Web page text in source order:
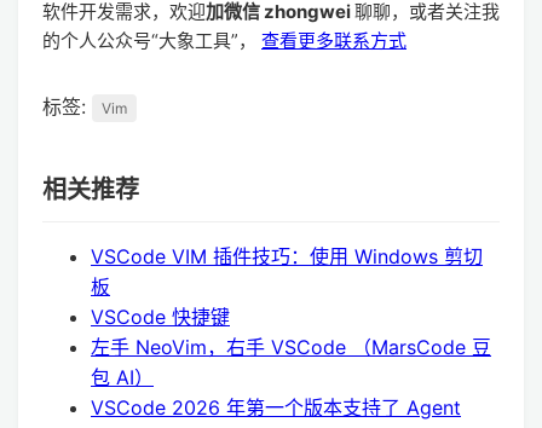
软件开发需求，欢迎加微信 zhongwei聊聊，或者关注我
的个人公众号“大象工具”， 查看更多联系方式
标签: Vim
相关推荐
VSCode VIM 插件技巧：使用 Windows 剪切
板
VSCode 快捷键
左手 NeoVim，右手 VSCode （MarsCode 豆
包 AI）
VSCode 2026 年第一个版本支持了 Agent